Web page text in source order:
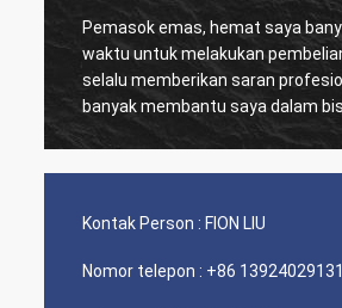
Pemasok emas, hemat saya banyak
waktu untuk melakukan pembelian! Dan
selalu memberikan saran profesional,
banyak membantu saya dalam bisnis!
Terima kasih! Semuanya dalam urutan
berkualitas tinggi dan akan menghubungi
Kontak Person : FION LIU
Nomor telepon : +86 13924029131